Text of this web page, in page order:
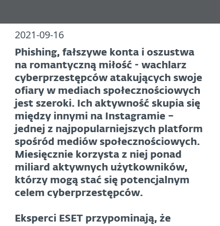
2021-09-16
Phishing, fałszywe konta i oszustwa
na romantyczną miłość - wachlarz
cyberprzestępców atakujących swoje
ofiary w mediach społecznościowych
jest szeroki. Ich aktywność skupia się
między innymi na Instagramie –
jednej z najpopularniejszych platform
spośród mediów społecznościowych.
Miesięcznie korzysta z niej ponad
miliard aktywnych użytkowników,
którzy mogą stać się potencjalnym
celem cyberprzestępców.
Eksperci ESET przypominają, że